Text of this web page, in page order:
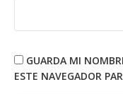
GUARDA MI
ESTE NAVEGADOR